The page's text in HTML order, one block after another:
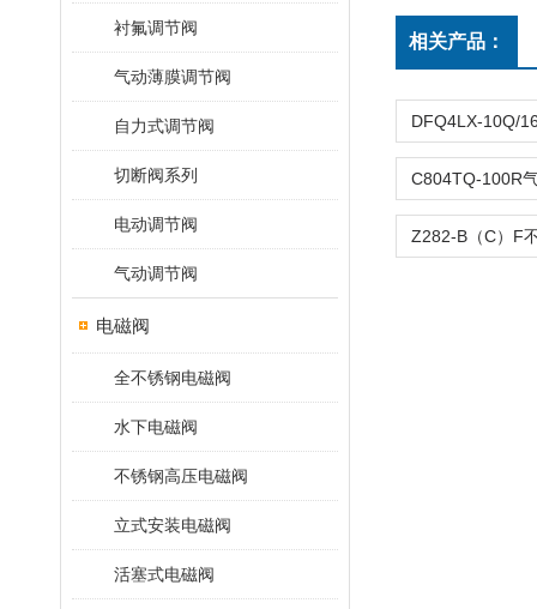
衬氟调节阀
气动薄膜调节阀
自力式调节阀
切断阀系列
电动调节阀
气动调节阀
电磁阀
全不锈钢电磁阀
水下电磁阀
不锈钢高压电磁阀
立式安装电磁阀
活塞式电磁阀
相关产品：